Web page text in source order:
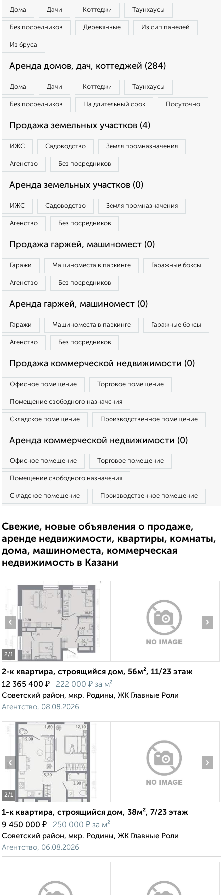
Дома Дачи Коттеджи Таунхаусы
Без посредников Деревянные Из сип панелей
Из бруса
Аренда домов, дач, коттеджей (284)
Дома Дачи Коттеджи Таунхаусы
Без посредников На длительный срок Посуточно
Продажа земельных участков (4)
ИЖС Садоводство Земля промназначения
Агенство Без посредников
Аренда земельных участков (0)
ИЖС Садоводство Земля промназначения
Агенство Без посредников
Продажа гаржей, машиномест (0)
Гаражи Машиноместа в паркинге Гаражные боксы
Агенство Без посредников
Аренда гаржей, машиномест (0)
Гаражи Машиноместа в паркинге Гаражные боксы
Агенство Без посредников
Продажа коммерческой недвижимости (0)
Офисное помещение Торговое помещение
Помещение свободного назначения
Складское помещение Производственное помещение
Аренда коммерческой недвижимости (0)
Офисное помещение Торговое помещение
Помещение свободного назначения
Складское помещение Производственное помещение
Свежие, новые объявления о продаже,
аренде недвижимости, квартиры, комнаты,
дома, машиноместа, коммерческая
недвижимость в Казани
2/1
‹ ›
2-к квартира, строящийся дом, 56м², 11/23 этаж
12 365 400 ₽ 222 000 ₽ за м²
Советский район, мкр. Родины, ЖК Главные Роли
Агентство, 08.08.2026
2/1
‹ ›
1-к квартира, строящийся дом, 38м², 7/23 этаж
9 450 000 ₽ 250 000 ₽ за м²
Советский район, мкр. Родины, ЖК Главные Роли
Агентство, 06.08.2026